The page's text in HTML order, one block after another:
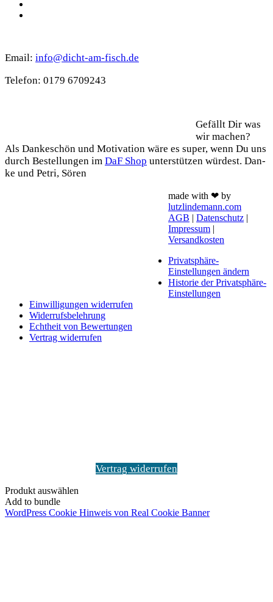
Email: info@dicht-am-fisch.de
Tele­fon: 0179 6709243
Gefällt Dir was
wir machen?
Als Dan­ke­schön und Moti­va­ti­on wäre es super, wenn Du uns
durch Bestel­lun­gen im DaF Shop unter­stüt­zen wür­dest. Dan­
ke und Petri, Sören
made with ❤ by
lutzlindemann.com
AGB | Datenschutz |
Impressum |
Versandkosten
Privatsphäre-
Einstellungen ändern
Historie der Privatsphäre-
Einstellungen
Einwilligungen widerrufen
Widerrufsbelehrung
Echtheit von Bewertungen
Vertrag widerrufen
Vertrag widerrufen
Produkt auswählen
Add to bundle
WordPress Cookie Hinweis von Real Cookie Banner